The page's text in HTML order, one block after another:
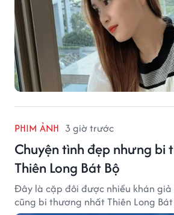
PHIM ẢNH 3 giờ trước
Chuyện tình đẹp nhưng bi
Thiên Long Bát Bộ
Đây là cặp đôi được nhiều khán
cũng bi thương nhất Thiên Long Bát